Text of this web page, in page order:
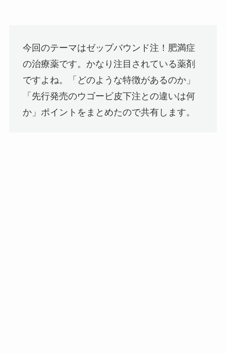
今回のテーマはゼップバウンド注！肥満症
の治療薬です。かなり注目されている薬剤
ですよね。「どのような特徴があるのか」
「先行発売のウゴービ皮下注との違いは何
か」ポイントをまとめたので共有します。